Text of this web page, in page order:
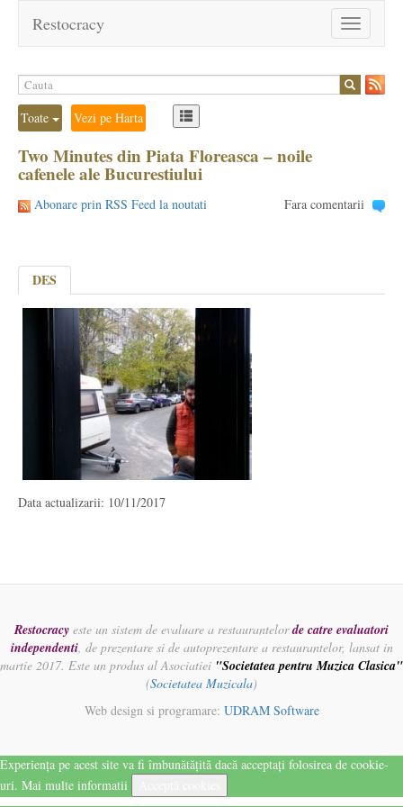
Toggle
navigation
Restocracy
Toate Vezi pe Harta
Two Minutes din Piata Floreasca – noile
cafenele ale Bucurestiului
Abonare prin RSS Feed la noutati Fara comentarii
DES
Data actualizarii: 10/11/2017
Restocracy este un sistem de evaluare a restaurantelorde catre evaluatori
independenti, de prezentare si de autoprezentare a restaurantelor, lansat in
martie 2017. Este un produs al Asociatiei "Societatea pentru Muzica Clasica"
(Societatea Muzicala)
Web design si programare: UDRAM Software
Experiența pe acest site va fi îmbunătățită dacă acceptați folosirea de cookie-
uri. Mai multe informatii